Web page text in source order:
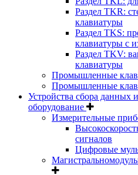
Раздел TKR:
клавиатуры
Раздел TKS:
клавиатуры с
Раздел TKV:
клавиатуры
Промышленные
Промышленные
Устройства сбора данных
оборудование
Измерительные
сигналов
Цифровые